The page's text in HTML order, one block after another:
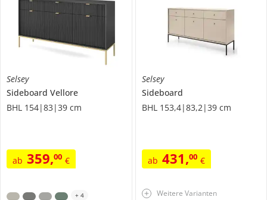
Selsey
Sideboard Vellore
BHL 154|83|39 cm
ab 359,00 €
+ 4
Selsey
Sideboard
BHL 153,4|83,2|39 cm
ab 431,00 €
Weitere Varianten